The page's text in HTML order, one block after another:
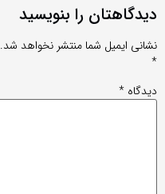
دیدگاهتان را بنویسید
نشانی ایمیل شما منتشر نخواهد شد.
*
دیدگاه *